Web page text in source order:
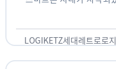
LOGIKETZ세대레트로로